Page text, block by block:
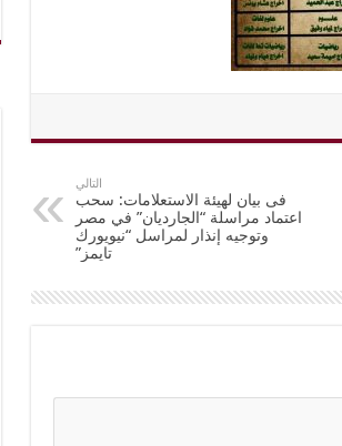
التالي
فى بيان لهيئة الاستعلامات: سحب
اعتماد مراسلة “الجارديان” في مصر
وتوجيه إنذار لمراسل “نيويورك
تايمز”